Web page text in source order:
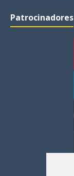
Patrocinadores